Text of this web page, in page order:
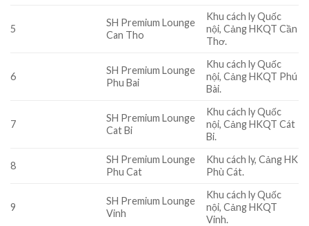
5
SH Premium Lounge
Can Tho
Khu cách ly Quốc
nội, Cảng HKQT Cần
Thơ.
6
SH Premium Lounge
Phu Bai
Khu cách ly Quốc
nội, Cảng HKQT Phú
Bài.
7
SH Premium Lounge
Cat Bi
Khu cách ly Quốc
nội, Cảng HKQT Cát
Bi.
8
SH Premium Lounge
Phu Cat
Khu cách ly, Cảng HK
Phù Cát.
9
SH Premium Lounge
Vinh
Khu cách ly Quốc
nội, Cảng HKQT
Vinh.